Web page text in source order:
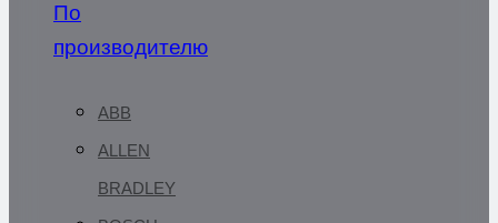
По
производителю
ABB
ALLEN
BRADLEY